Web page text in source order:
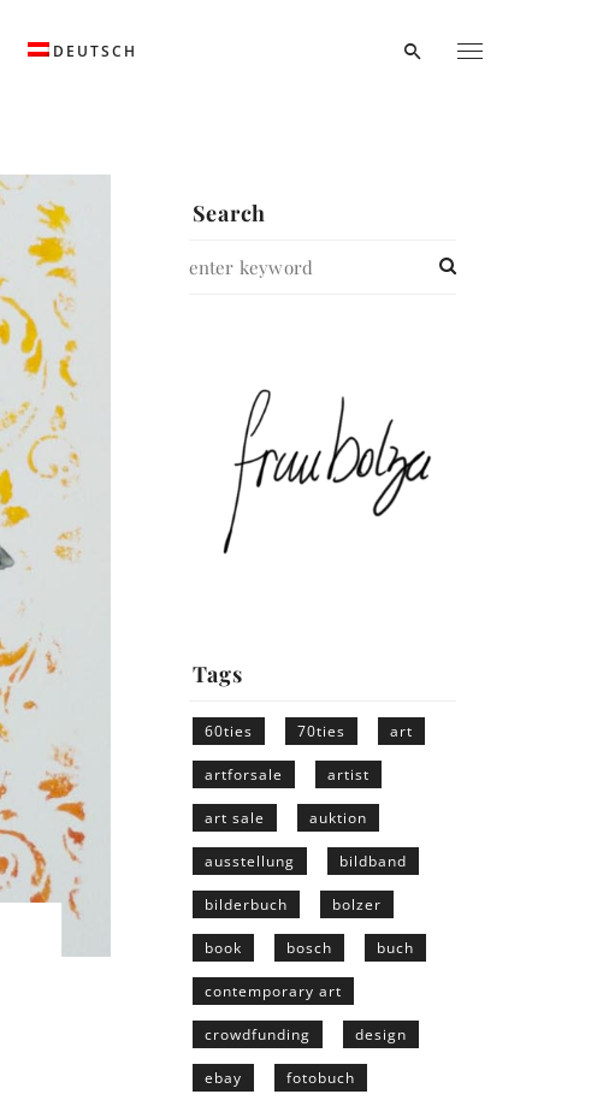
DEUTSCH
Search
Tags
60ties 70ties art
artforsale artist
art sale auktion
ausstellung bildband
bilderbuch bolzer
book bosch buch
contemporary art
crowdfunding design
ebay fotobuch